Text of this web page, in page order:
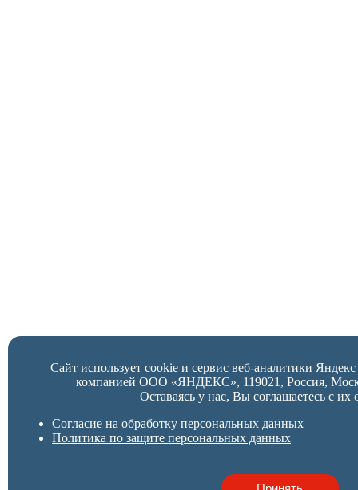
Сайт использует cookie и сервис веб-аналитики
компанией ООО «ЯНДЕКС», 119021, Россия,
Оставаясь у нас, Вы соглашаетесь с их
Согласие на обработку персональных данных
Политика по защите персональных данных